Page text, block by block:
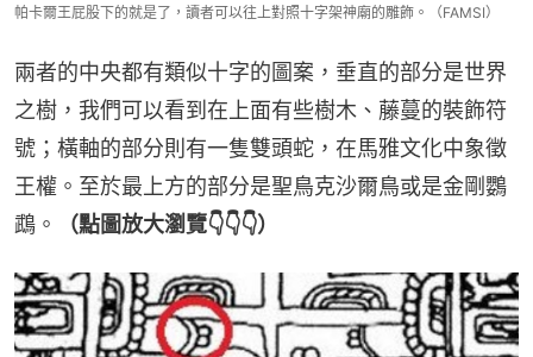
帕卡爾王屁股下的就是了，讀者可以往上對照十字架神廟的雕飾。（FAMSI）
兩者的中央都有類似十字的圖案，垂直的部分是世界
之樹，我們可以看到在上面有些樹木、藤蔓的裝飾符
號；橫軸的部分則有一隻雙頭蛇，在馬雅文化中象徵
王權。至於最上方的部分是聖鳥克沙爾鳥或是金剛鸚
鵡。
（點圖放大瀏覽👇👇👇）